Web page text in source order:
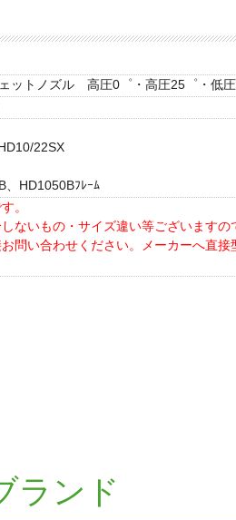
ットノズル 高圧0゜・高圧25゜・低
22SX
、HD1050Bﾌﾚｰﾑ
。
ないもの・サイズ違い等ございます
問い合わせください。メーカーへ直
ランド